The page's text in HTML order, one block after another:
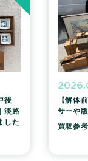
後
淡路
した
【解体
サーや
買取参